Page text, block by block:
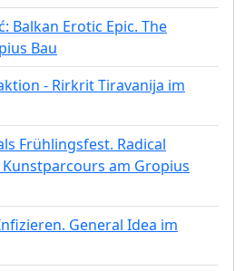
Balkan Erotic Epic. The
Bau
- Rirkrit Tiravanija im
Frühlingsfest. Radical
am Gropius
General Idea im